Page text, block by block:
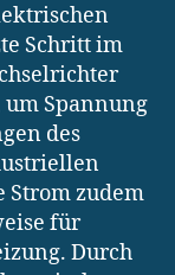
Schritt im
Spannung
des
zudem
für
Durch